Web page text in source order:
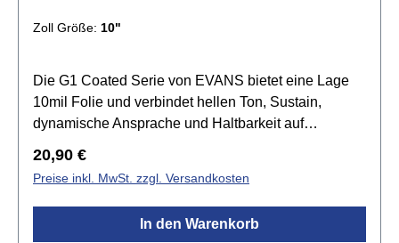
Zoll Größe: 10"
Die G1 Coated Serie von EVANS bietet eine Lage
10mil Folie und verbindet hellen Ton, Sustain,
dynamische Ansprache und Haltbarkeit auf
Standard für einen offenen und ausdrucksvollen
Sound. Tief gestimmt produziert sie einen grollenden
Rumble, der den natürlichen Sound des Kessels
betont. Die beschichtete Version liefert zusätzliche
Regulärer Preis:
20,90 €
Preise inkl. MwSt. zzgl. Versandkosten
In den Warenkorb